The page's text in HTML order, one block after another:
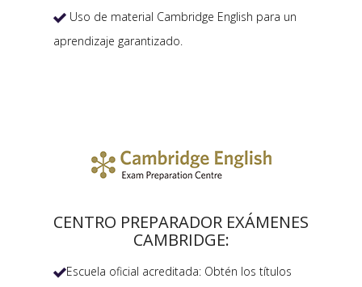
 Uso de material Cambridge English para un
aprendizaje garantizado.
CENTRO PREPARADOR EXÁMENES
CAMBRIDGE:
Escuela oficial acreditada: Obtén los títulos